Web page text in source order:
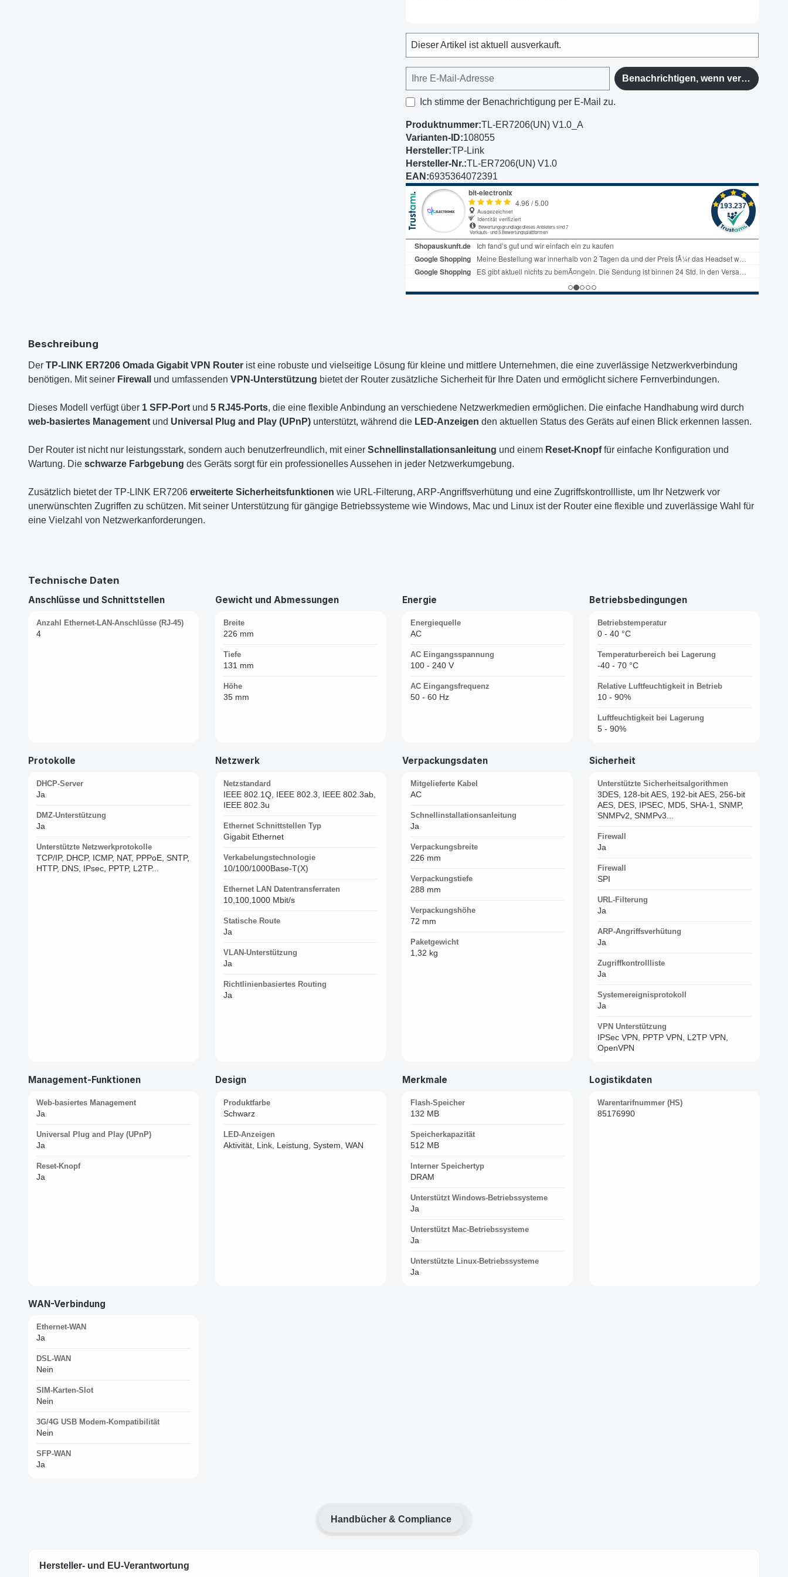
Dieser Artikel ist aktuell ausverkauft.
Benachrichtigen, wenn verfügbar
Ich stimme der Benachrichtigung per E-Mail zu.
Produktnummer:TL-ER7206(UN) V1.0_A
Varianten-ID:108055
Hersteller:TP-Link
Hersteller-Nr.:TL-ER7206(UN) V1.0
EAN:6935364072391
Beschreibung
Der TP-LINK ER7206 Omada Gigabit VPN Router ist eine robuste und vielseitige Lösung für kleine und mittlere Unternehmen, die eine zuverlässige Netzwerkverbindung
benötigen. Mit seiner Firewall und umfassenden VPN-Unterstützung bietet der Router zusätzliche Sicherheit für Ihre Daten und ermöglicht sichere Fernverbindungen.
Dieses Modell verfügt über 1 SFP-Port und 5 RJ45-Ports, die eine flexible Anbindung an verschiedene Netzwerkmedien ermöglichen. Die einfache Handhabung wird durch
web-basiertes Management und Universal Plug and Play (UPnP) unterstützt, während die LED-Anzeigen den aktuellen Status des Geräts auf einen Blick erkennen lassen.
Der Router ist nicht nur leistungsstark, sondern auch benutzerfreundlich, mit einer Schnellinstallationsanleitung und einem Reset-Knopffür einfache Konfiguration und
Wartung. Die schwarze Farbgebung des Geräts sorgt für ein professionelles Aussehen in jeder Netzwerkumgebung.
Zusätzlich bietet der TP-LINK ER7206 erweiterte Sicherheitsfunktionen wie URL-Filterung, ARP-Angriffsverhütung und eine Zugriffskontrollliste, um Ihr Netzwerk vor
unerwünschten Zugriffen zu schützen. Mit seiner Unterstützung für gängige Betriebssysteme wie Windows, Mac und Linux ist der Router eine flexible und zuverlässige Wahl für
eine Vielzahl von Netzwerkanforderungen.
Technische Daten
Anschlüsse und Schnittstellen
Anzahl Ethernet-LAN-Anschlüsse (RJ-45)
4
Gewicht und Abmessungen
Breite
226 mm
Tiefe
131 mm
Höhe
35 mm
Energie
Energiequelle
AC
AC Eingangsspannung
100 - 240 V
AC Eingangsfrequenz
50 - 60 Hz
Betriebsbedingungen
Betriebstemperatur
0 - 40 °C
Temperaturbereich bei Lagerung
-40 - 70 °C
Relative Luftfeuchtigkeit in Betrieb
10 - 90%
Luftfeuchtigkeit bei Lagerung
5 - 90%
Protokolle
DHCP-Server
Ja
DMZ-Unterstützung
Ja
Unterstützte Netzwerkprotokolle
TCP/IP, DHCP, ICMP, NAT, PPPoE, SNTP,
HTTP, DNS, IPsec, PPTP, L2TP...
Netzwerk
Netzstandard
IEEE 802.1Q, IEEE 802.3, IEEE 802.3ab,
IEEE 802.3u
Ethernet Schnittstellen Typ
Gigabit Ethernet
Verkabelungstechnologie
10/100/1000Base-T(X)
Ethernet LAN Datentransferraten
10,100,1000 Mbit/s
Statische Route
Ja
VLAN-Unterstützung
Ja
Richtlinienbasiertes Routing
Ja
Verpackungsdaten
Mitgelieferte Kabel
AC
Schnellinstallationsanleitung
Ja
Verpackungsbreite
226 mm
Verpackungstiefe
288 mm
Verpackungshöhe
72 mm
Paketgewicht
1,32 kg
Sicherheit
Unterstützte Sicherheitsalgorithmen
3DES, 128-bit AES, 192-bit AES, 256-bit
AES, DES, IPSEC, MD5, SHA-1, SNMP,
SNMPv2, SNMPv3...
Firewall
Ja
Firewall
SPI
URL-Filterung
Ja
ARP-Angriffsverhütung
Ja
Zugriffkontrollliste
Ja
Systemereignisprotokoll
Ja
VPN Unterstützung
IPSec VPN, PPTP VPN, L2TP VPN,
OpenVPN
Management-Funktionen
Web-basiertes Management
Ja
Universal Plug and Play (UPnP)
Ja
Reset-Knopf
Ja
Design
Produktfarbe
Schwarz
LED-Anzeigen
Aktivität, Link, Leistung, System, WAN
Merkmale
Flash-Speicher
132 MB
Speicherkapazität
512 MB
Interner Speichertyp
DRAM
Unterstützt Windows-Betriebssysteme
Ja
Unterstützt Mac-Betriebssysteme
Ja
Unterstützte Linux-Betriebssysteme
Ja
Logistikdaten
Warentarifnummer (HS)
85176990
WAN-Verbindung
Ethernet-WAN
Ja
DSL-WAN
Nein
SIM-Karten-Slot
Nein
3G/4G USB Modem-Kompatibilität
Nein
SFP-WAN
Ja
Handbücher & Compliance
Hersteller- und EU-Verantwortung